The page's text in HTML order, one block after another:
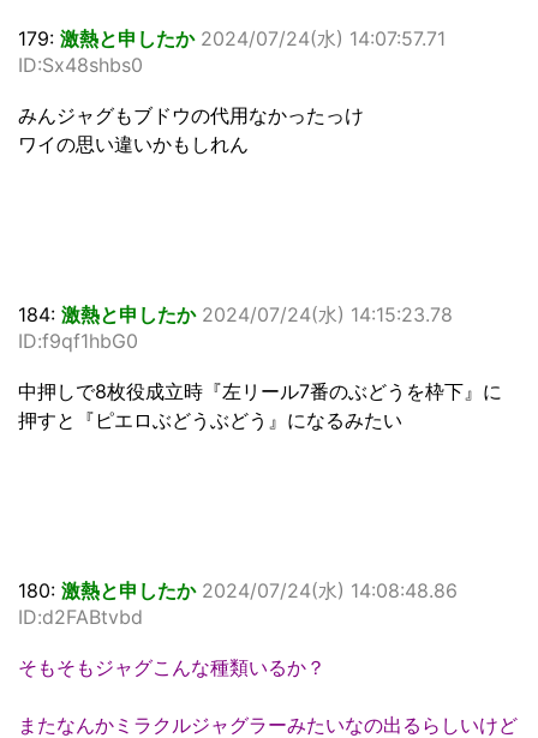
179: 激熱と申したか 2024/07/24(水) 14:07:57.71
ID:Sx48shbs0
みんジャグもブドウの代用なかったっけ
ワイの思い違いかもしれん
184: 激熱と申したか 2024/07/24(水) 14:15:23.78
ID:f9qf1hbG0
中押しで8枚役成立時『左リール7番のぶどうを枠下』に
押すと『ピエロぶどうぶどう』になるみたい
180: 激熱と申したか 2024/07/24(水) 14:08:48.86
ID:d2FABtvbd
そもそもジャグこんな種類いるか？
またなんかミラクルジャグラーみたいなの出るらしいけど